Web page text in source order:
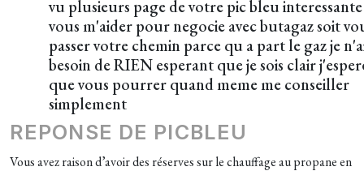
vu plusieurs page de votre pic bleu
vous m'aider pour negocie avec butagaz soit
passer votre chemin parce qu a part le gaz je
besoin de RIEN esperant que je sois clair
que vous pourrer quand meme me conseiller
simplement
REPONSE DE PICBLEU
Vous avez raison d’avoir des réserves sur le chauffage au propane en